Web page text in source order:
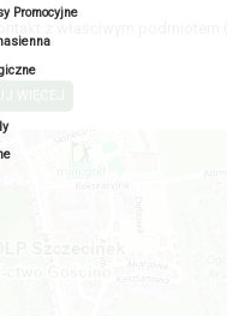
Promocyjne
z właściwym podmiotem